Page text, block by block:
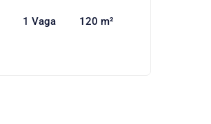
1 Vaga 120 m²